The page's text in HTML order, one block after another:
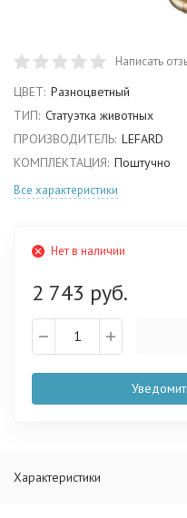
Написать
ЦВЕТ: Разноцветный
ТИП: Статуэтка животных
ПРОИЗВОДИТЕЛЬ: LEFARD
КОМПЛЕКТАЦИЯ: Поштучно
Все характеристики
Нет в наличии
2 743 руб.
Характеристики